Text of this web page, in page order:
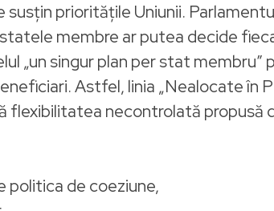
prioritățile Uniunii.
membre ar putea decide
„un singur plan per stat membru”
Astfel, linia „Nealocate în
flexibilitatea necontrolată propusă
politica de coeziune,